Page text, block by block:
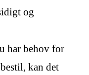
og
har behov for
kan det